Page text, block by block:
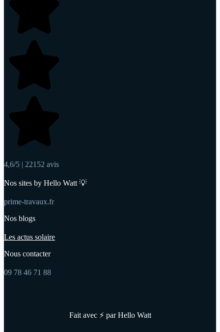
4,6/5 | 22152 avis
Nos sites by Hello Watt 💡
prime-travaux.fr
Nos blogs
Les actus solaire
Nous contacter
09 78 46 71 88
Fait avec ⚡ par Hello Watt